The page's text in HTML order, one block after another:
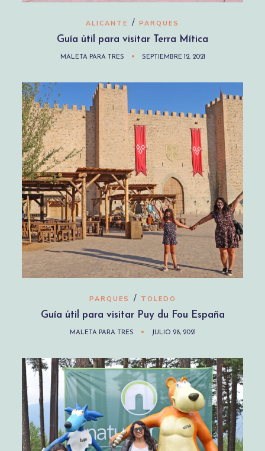
ALICANTE / PARQUES
Guía útil para visitar Terra Mítica
MALETA PARA TRES SEPTIEMBRE 12, 2021
PARQUES / TOLEDO
Guía útil para visitar Puy du Fou España
MALETA PARA TRES JULIO 28, 2021